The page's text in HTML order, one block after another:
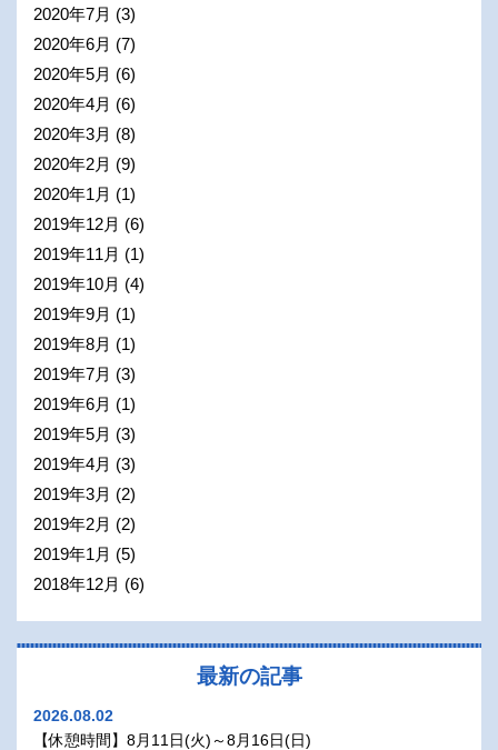
2020年7月 (3)
2020年6月 (7)
2020年5月 (6)
2020年4月 (6)
2020年3月 (8)
2020年2月 (9)
2020年1月 (1)
2019年12月 (6)
2019年11月 (1)
2019年10月 (4)
2019年9月 (1)
2019年8月 (1)
2019年7月 (3)
2019年6月 (1)
2019年5月 (3)
2019年4月 (3)
2019年3月 (2)
2019年2月 (2)
2019年1月 (5)
2018年12月 (6)
最新の記事
2026.08.02
【休憩時間】8月11日(火)～8月16日(日)